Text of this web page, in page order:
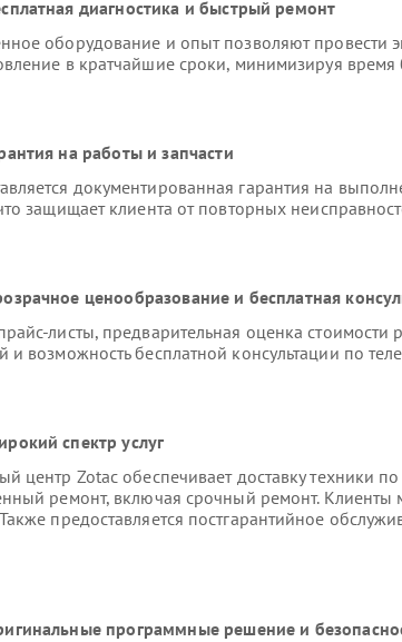
диагностика и быстрый ремонт
оборудование и опыт позволяют провести
в кратчайшие сроки, минимизируя время
на работы и запчасти
документированная гарантия на
защищает клиента от повторных
ценообразование и бесплатная
листы, предварительная оценка стоимости
и возможность бесплатной консультации по
спектр услуг
центр Zotac обеспечивает доставку техники
ремонт, включая срочный ремонт. Клиенты
предоставляется постгарантийное
программные решение и